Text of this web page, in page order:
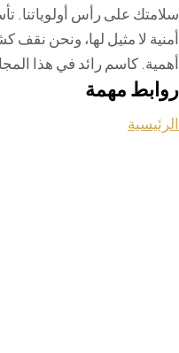
سلامتك على رأس أولوياتنا.
أمنية لا مثيل لها، ونحن نقف
أهمية. كاسم رائد في هذا
روابط مهمة
الرئيسية